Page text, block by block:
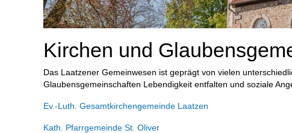
Kirchen und
Das Laatzener Gemeinwesen ist geprägt von vielen
Glaubensgemeinschaften Lebendigkeit entfalten und soziale
Ev.-Luth. Gesamtkirchengemeinde Laatzen
Kath. Pfarrgemeinde St. Oliver